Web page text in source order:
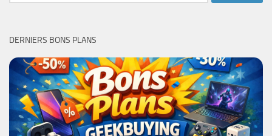
DERNIERS BONS PLANS